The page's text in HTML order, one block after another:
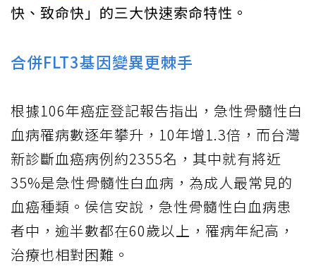
快、致命快」的三大快速索命特性。
合併FLT3基因變異更棘手
根據106年癌症登記報告指出，急性骨髓性白
血病罹病數逐年攀升，10年增1.3倍，而台灣
新診斷血癌病例約2355名，其中就有將近
35%是急性骨髓性白血病，為成人最常見的
血癌種類。侯信安說，急性骨髓性白血病患
者中，逾半數都在60歲以上，罹病年紀高，
治療也相對困難。